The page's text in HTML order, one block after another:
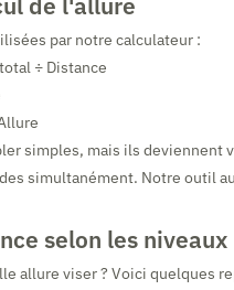
par notre calculateur :
÷ Distance
simples, mais ils deviennent
simultanément. Notre outil
selon les niveaux
allure viser ? Voici quelques